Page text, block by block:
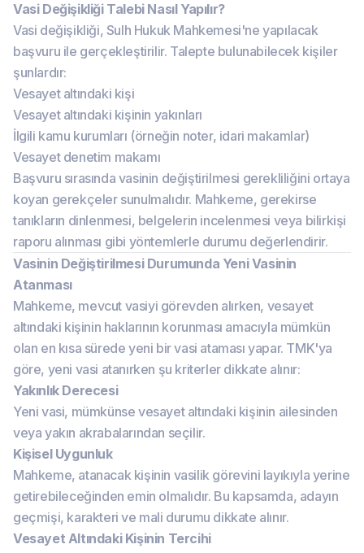
Vasi Değişikliği Talebi Nasıl Yapılır?
Vasi değişikliği, Sulh Hukuk Mahkemesi'ne yapılacak
başvuru ile gerçekleştirilir. Talepte bulunabilecek kişiler
şunlardır:
Vesayet altındaki kişi
Vesayet altındaki kişinin yakınları
İlgili kamu kurumları (örneğin noter, idari makamlar)
Vesayet denetim makamı
Başvuru sırasında vasinin değiştirilmesi gerekliliğini ortaya
koyan gerekçeler sunulmalıdır. Mahkeme, gerekirse
tanıkların dinlenmesi, belgelerin incelenmesi veya bilirkişi
raporu alınması gibi yöntemlerle durumu değerlendirir.
Vasinin Değiştirilmesi Durumunda Yeni Vasinin
Atanması
Mahkeme, mevcut vasiyi görevden alırken, vesayet
altındaki kişinin haklarının korunması amacıyla mümkün
olan en kısa sürede yeni bir vasi ataması yapar. TMK'ya
göre, yeni vasi atanırken şu kriterler dikkate alınır:
Yakınlık Derecesi
Yeni vasi, mümkünse vesayet altındaki kişinin ailesinden
veya yakın akrabalarından seçilir.
Kişisel Uygunluk
Mahkeme, atanacak kişinin vasilik görevini layıkıyla yerine
getirebileceğinden emin olmalıdır. Bu kapsamda, adayın
geçmişi, karakteri ve mali durumu dikkate alınır.
Vesayet Altındaki Kişinin Tercihi